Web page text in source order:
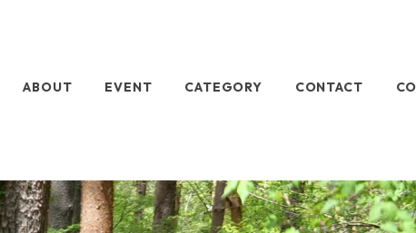
ABOUT EVENT CATEGORY CONTACT